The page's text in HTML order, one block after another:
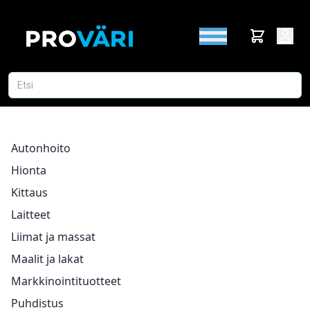
Autonhoito
Hionta
Kittaus
Laitteet
Liimat ja massat
Maalit ja lakat
Markkinointituotteet
Puhdistus